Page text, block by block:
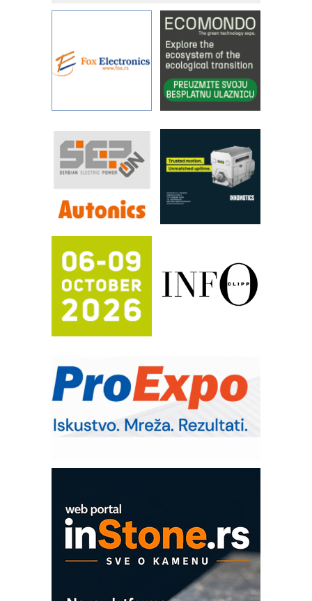
sistema
YAMADA pumpe – japanska
pouzdanost u transferu fluida
Filtration Group Industrial – Napredna
rešenja za filtraciju u hidrauličkim i
procesnim sistemima
Art Utopia Studio – vizuelne priče
RILINEX kompanije Rittal
FANUC: Najbolje za vašu pametnu
automatizaciju
Efikasno upravljanje energijom
Automatizacija pakovanja · Display
Proizvodnja iC7 Hybrid 1500 VDC
mrežnog pretvarača sa tečnim
hlađenjem
Potpuna efikasnost bez složenih
sistema
IB BLUMENAUER - više od 40 godina
poverenja u industriji
RMQ-TITAN ADVANCED INDICATOR
– Pametna signalizacija za efikasnije
upravljanje mašinama
EVOKS Maintenance Management
ROSA i SCHUNK podižu proizvodnju
na viši nivo
Detekcija različitih oblika
MAREX - Lim i mašine za savremena